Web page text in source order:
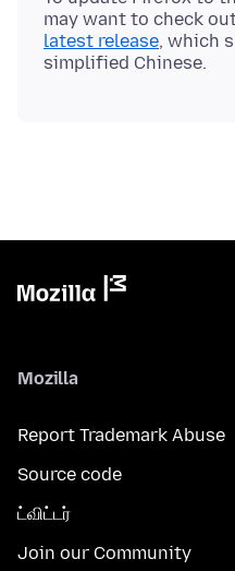
may want to check
latest release, which
Mozilla
Report Trademark Abuse
Source code
ட்விட்டர்
Join our Community